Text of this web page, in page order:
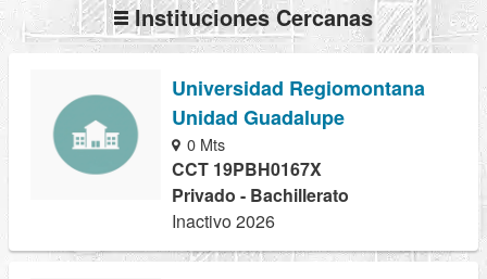
Instituciones Cercanas
Universidad Regiomontana
Unidad Guadalupe
0 Mts
CCT 19PBH0167X
Privado - Bachillerato
Inactivo 2026